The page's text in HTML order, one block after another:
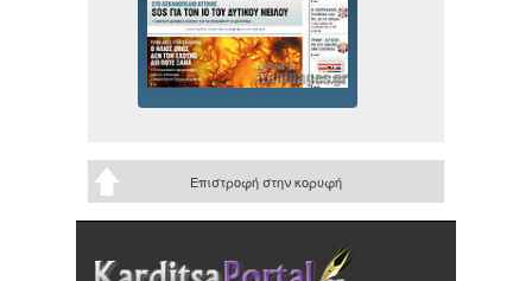
Επιστροφή στην κορυφή